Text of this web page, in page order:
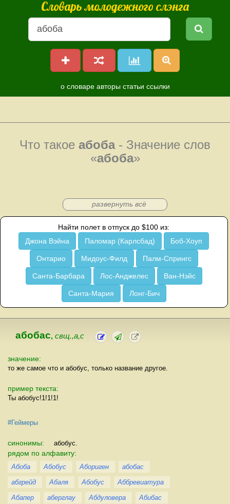
Словарь молодежного слэнга
о словаре авторы статьи ссылки
Что такое абоба- Значение слов
«абоба»
развернуть всё
Найти полет в отпуск до $100 из:
Джона Вэйна
Паломар (Карлсбад) Боб-Хоуп
Онтарио Мидоус-Филд Палм-Спрингс
Санта-Барбара Лос-Анджелес Ван-Нэйс
Санта-Мария Лонг-Бич
абобас, свщ.,а,с
значение:
то же самое что и абобус, только название другое.
пример текста:
Ты абобус!1!1!1!
#Геймеры
синонимы: абобус.
рядом по алфавиту:
Абоба Абобус Абориген
абобас
абгрейд
Абаля Абобус
Аббревиатура
Абапер
аберглау Абдуловера
Абибас